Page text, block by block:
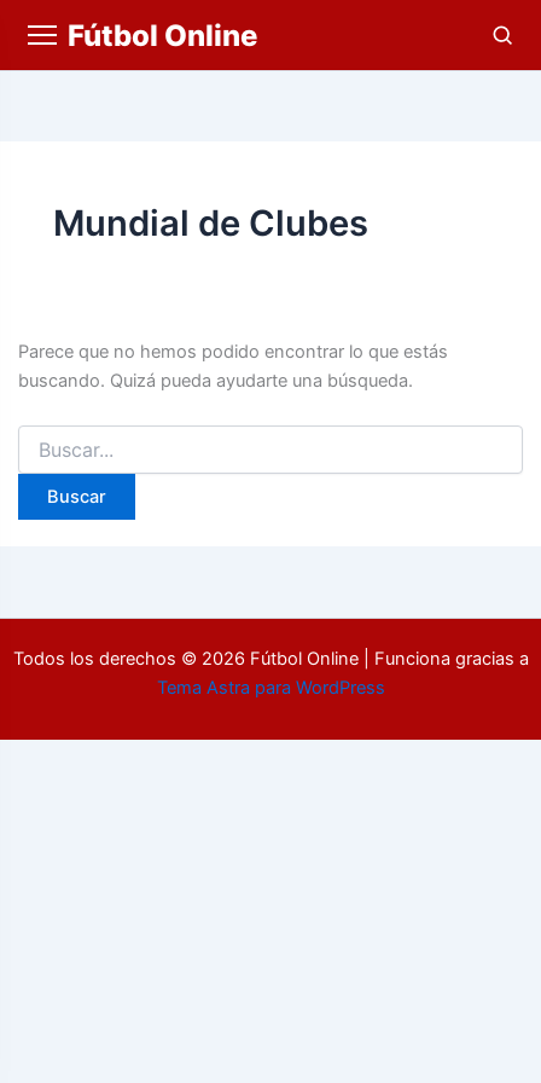
Fútbol Online
Mundial de Clubes
Parece que no hemos podido encontrar lo que estás
buscando. Quizá pueda ayudarte una búsqueda.
Buscar
por:
Todos los derechos © 2026 Fútbol Online | Funciona gracias a
Tema Astra para WordPress